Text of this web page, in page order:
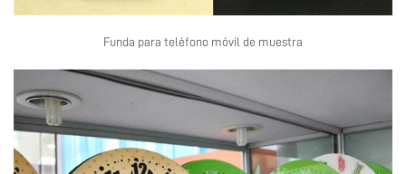
Funda para teléfono móvil de muestra